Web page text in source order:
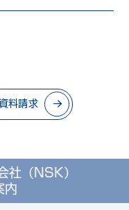
料請求
社（NSK）
内